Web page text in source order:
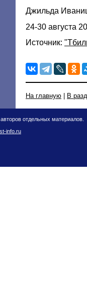
Джильда
24-30 августа
Источник:
На главную | В
отдельных материалов.
info.ru